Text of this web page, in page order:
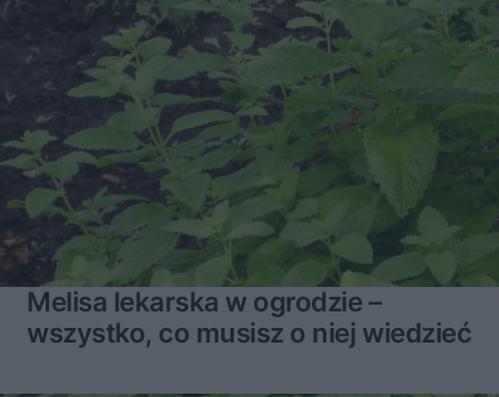
Melisa lekarska w ogrodzie –
wszystko, co musisz o niej wiedzieć